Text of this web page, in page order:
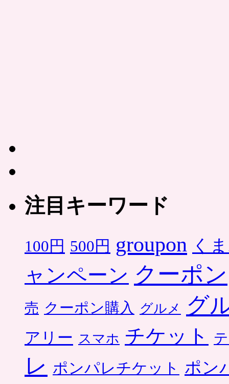
注目キーワード
100円 500円 groupon く
ャンペーン クーポン
売 クーポン購入 グルメ グ
アリー スマホ チケット
レ ポンパレチケット ポン